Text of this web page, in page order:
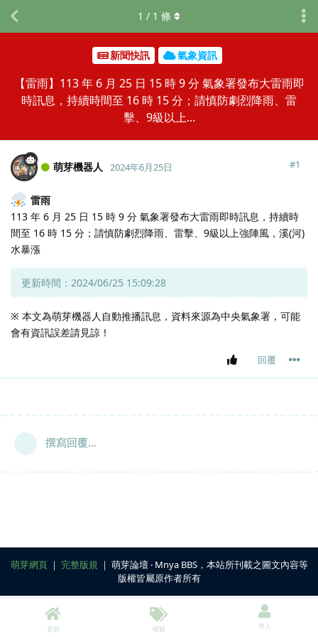
新聞快訊 氣象資訊
【雷雨】113 年 6 月 25 日 15 時 9 分 氣象署發布大雷雨即
時訊息，持續時間至 16 時 15 分；請慎防劇烈降雨、雷
擊、9級以上...
1 / 1 條
萌芽機器人 2024年6月25日 #1
雷雨
113 年 6 月 25 日 15 時 9 分 氣象署發布大雷雨即時訊息，持續時
間至 16 時 15 分；請慎防劇烈降雨、雷擊、9級以上強陣風，溪(河)
水暴漲
更新時間：2024/06/25 15:09:28
※ 本文為萌芽機器人自動推播訊息，資料來源為中央氣象署，可能
會有資訊誤差請見諒！
回覆
撰寫回覆...
萌芽網頁｜ 完整版規 ｜ 萌芽論壇 ‧ Mnya BBS，本站所刊載之圖文內容等
版權皆屬原作者所有
首頁 標籤 登入